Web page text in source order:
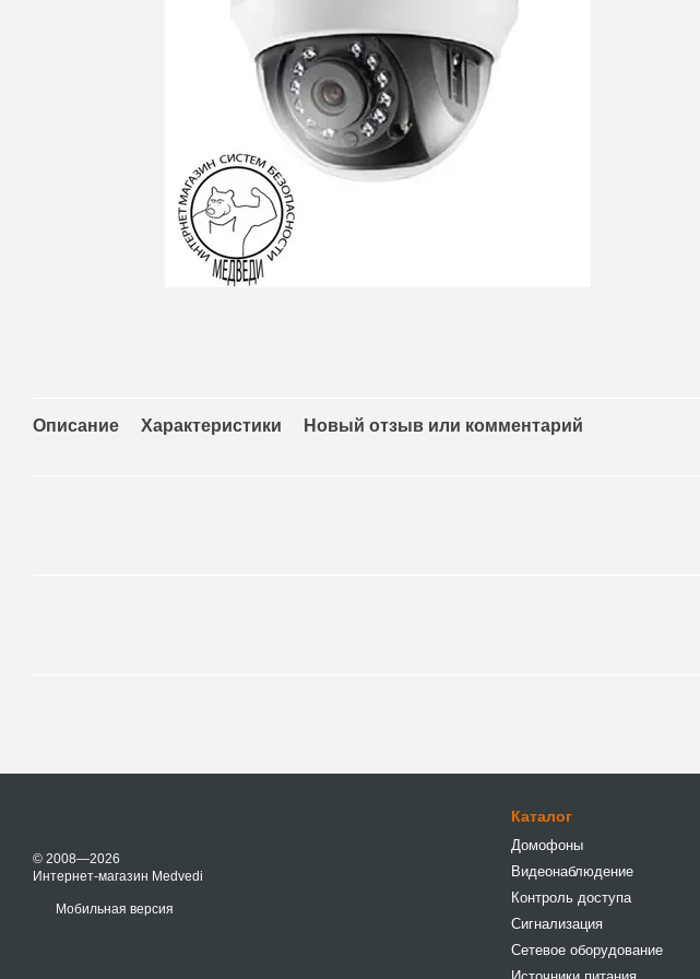
Описание Характеристики Новый отзыв или комментарий
© 2008—2026
Интернет-магазин Medvedi
Мобильная версия
Каталог
Домофоны
Видеонаблюдение
Контроль доступа
Сигнализация
Сетевое оборудование